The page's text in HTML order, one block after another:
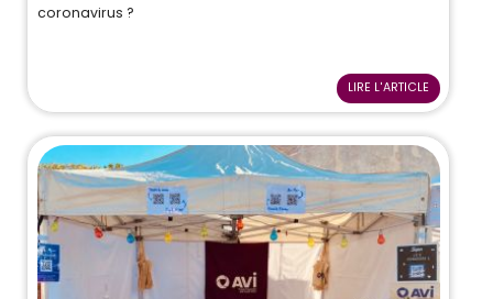
coronavirus ?
LIRE L'ARTICLE